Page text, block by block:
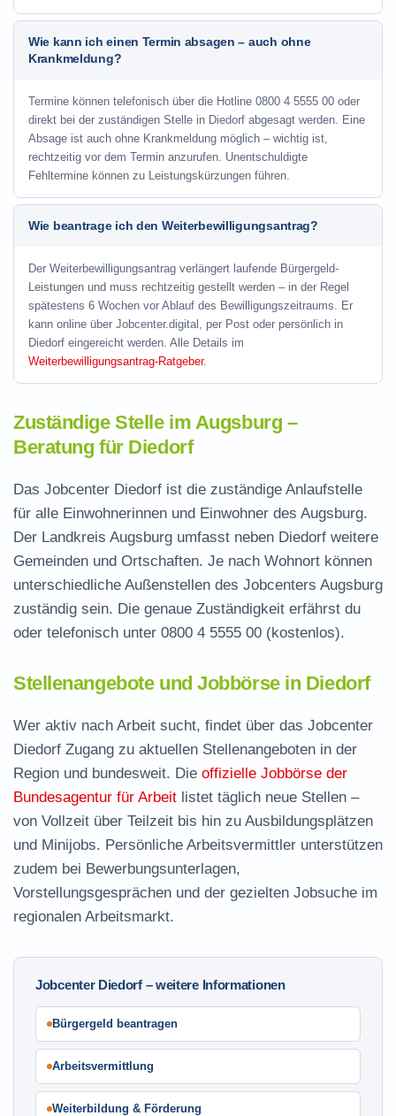
Wie kann ich einen Termin absagen – auch ohne
Krankmeldung?
Termine können telefonisch über die Hotline 0800 4 5555 00 oder
direkt bei der zuständigen Stelle in Diedorf abgesagt werden. Eine
Absage ist auch ohne Krankmeldung möglich – wichtig ist,
rechtzeitig vor dem Termin anzurufen. Unentschuldigte
Fehltermine können zu Leistungskürzungen führen.
Wie beantrage ich den Weiterbewilligungsantrag?
Der Weiterbewilligungsantrag verlängert laufende Bürgergeld-
Leistungen und muss rechtzeitig gestellt werden – in der Regel
spätestens 6 Wochen vor Ablauf des Bewilligungszeitraums. Er
kann online über Jobcenter.digital, per Post oder persönlich in
Diedorf eingereicht werden. Alle Details im
Weiterbewilligungsantrag-Ratgeber.
Zuständige Stelle im Augsburg –
Beratung für Diedorf
Das Jobcenter Diedorf ist die zuständige Anlaufstelle
für alle Einwohnerinnen und Einwohner des Augsburg.
Der Landkreis Augsburg umfasst neben Diedorf weitere
Gemeinden und Ortschaften. Je nach Wohnort können
unterschiedliche Außenstellen des Jobcenters Augsburg
zuständig sein. Die genaue Zuständigkeit erfährst du
oder telefonisch unter 0800 4 5555 00 (kostenlos).
Stellenangebote und Jobbörse in Diedorf
Wer aktiv nach Arbeit sucht, findet über das Jobcenter
Diedorf Zugang zu aktuellen Stellenangeboten in der
Region und bundesweit. Die offizielle Jobbörse der
Bundesagentur für Arbeit listet täglich neue Stellen –
von Vollzeit über Teilzeit bis hin zu Ausbildungsplätzen
und Minijobs. Persönliche Arbeitsvermittler unterstützen
zudem bei Bewerbungsunterlagen,
Vorstellungsgesprächen und der gezielten Jobsuche im
regionalen Arbeitsmarkt.
Jobcenter Diedorf – weitere Informationen
Bürgergeld beantragen
Arbeitsvermittlung
Weiterbildung & Förderung